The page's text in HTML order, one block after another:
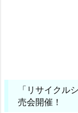
「リサイクル
売会開催！